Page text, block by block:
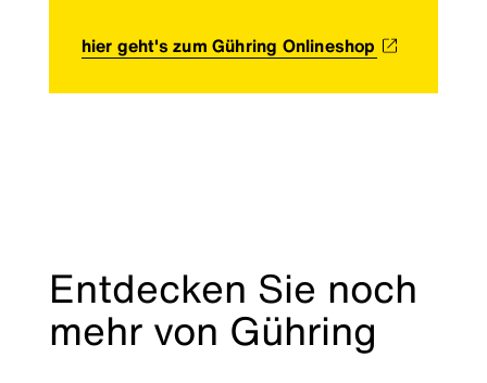
hier geht's zum Gühring Onlineshop
Entdecken Sie noch
mehr von Gühring